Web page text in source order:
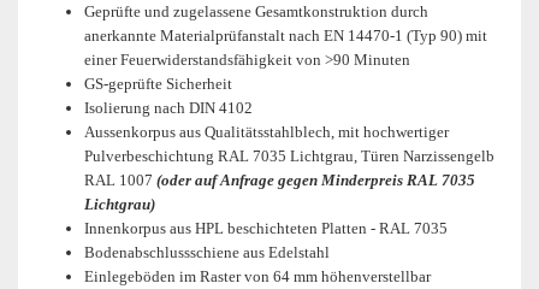
Geprüfte und zugelassene Gesamtkonstruktion durch
anerkannte Materialprüfanstalt nach EN 14470-1 (Typ 90) mit
einer Feuerwiderstandsfähigkeit von >90 Minuten
GS-geprüfte Sicherheit
Isolierung nach DIN 4102
Aussenkorpus aus Qualitätsstahlblech, mit hochwertiger
Pulverbeschichtung RAL 7035 Lichtgrau, Türen Narzissengelb
RAL 1007 (oder auf Anfrage gegen Minderpreis RAL 7035
Lichtgrau)
Innenkorpus aus HPL beschichteten Platten - RAL 7035
Bodenabschlussschiene aus Edelstahl
Einlegeböden im Raster von 64 mm höhenverstellbar